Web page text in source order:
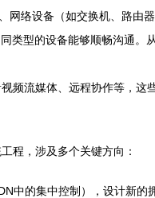
网络设备（如交换机、路由
类型的设备能够顺畅沟通
频流媒体、远程协作等，这
程，涉及多个关键方向：
中的集中控制），设计新